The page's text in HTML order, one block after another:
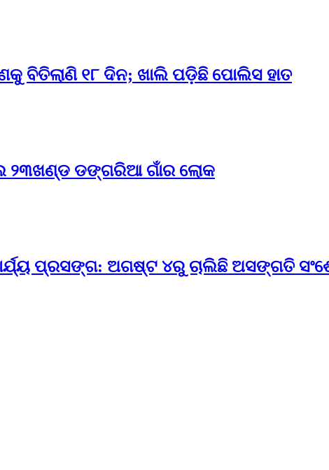
ବିତିଲାଣି ୧୮ ଦିନ; ଖାଲି ପଡ଼ିଛି ପୋଲିସ ହାତ
୨୩ଖଣ୍ଡ ଡଙ୍ଗରିଆ ଗାଁର ଲୋକ
ପ୍ରସଙ୍ଗ: ଅଗଷ୍ଟ ୪ରୁ ଚାଲିଛି ଅସଙ୍ଗତି